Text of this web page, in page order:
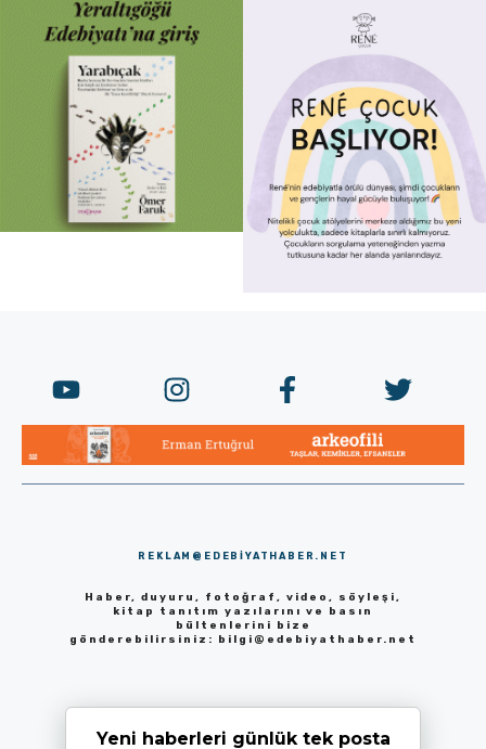
REKLAM@EDEBIYATHABER.NET
Haber, duyuru, fotoğraf, video, söyleşi,
kitap tanıtım yazılarını ve basın
bültenlerini bize
gönderebilirsiniz: bilgi@edebiyathaber.net
Yeni haberleri günlük tek posta